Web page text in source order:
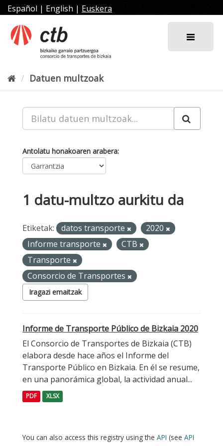
Joan
edukira
Español | English | Euskera
Datuen multzoak
Antolatu honakoaren arabera
1 datu-multzo aurkitu da
Etiketak: datos transporte
2020
Informe transporte
CTB
Transporte
Consorcio de Transportes
Iragazi emaitzak
Informe de Transporte Público de Bizkaia 2020
El Consorcio de Transportes de Bizkaia (CTB)
elabora desde hace años el Informe del
Transporte Público en Bizkaia. En él se resume,
en una panorámica global, la actividad anual...
PDF XLSX
You can also access this registry using the API (see API